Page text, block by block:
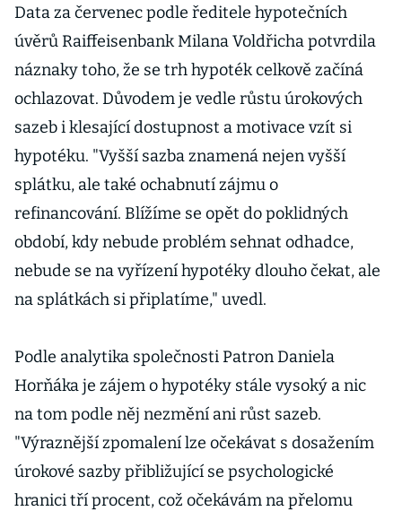
Data za červenec podle ředitele hypotečních
úvěrů Raiffeisenbank Milana Voldřicha potvrdila
náznaky toho, že se trh hypoték celkově začíná
ochlazovat. Důvodem je vedle růstu úrokových
sazeb i klesající dostupnost a motivace vzít si
hypotéku. "Vyšší sazba znamená nejen vyšší
splátku, ale také ochabnutí zájmu o
refinancování. Blížíme se opět do poklidných
období, kdy nebude problém sehnat odhadce,
nebude se na vyřízení hypotéky dlouho čekat, ale
na splátkách si připlatíme," uvedl.
Podle analytika společnosti Patron Daniela
Horňáka je zájem o hypotéky stále vysoký a nic
na tom podle něj nezmění ani růst sazeb.
"Výraznější zpomalení lze očekávat s dosažením
úrokové sazby přibližující se psychologické
hranici tří procent, což očekávám na přelomu